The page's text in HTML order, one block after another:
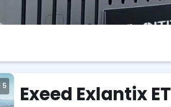
5 Exeed Exlantix ET